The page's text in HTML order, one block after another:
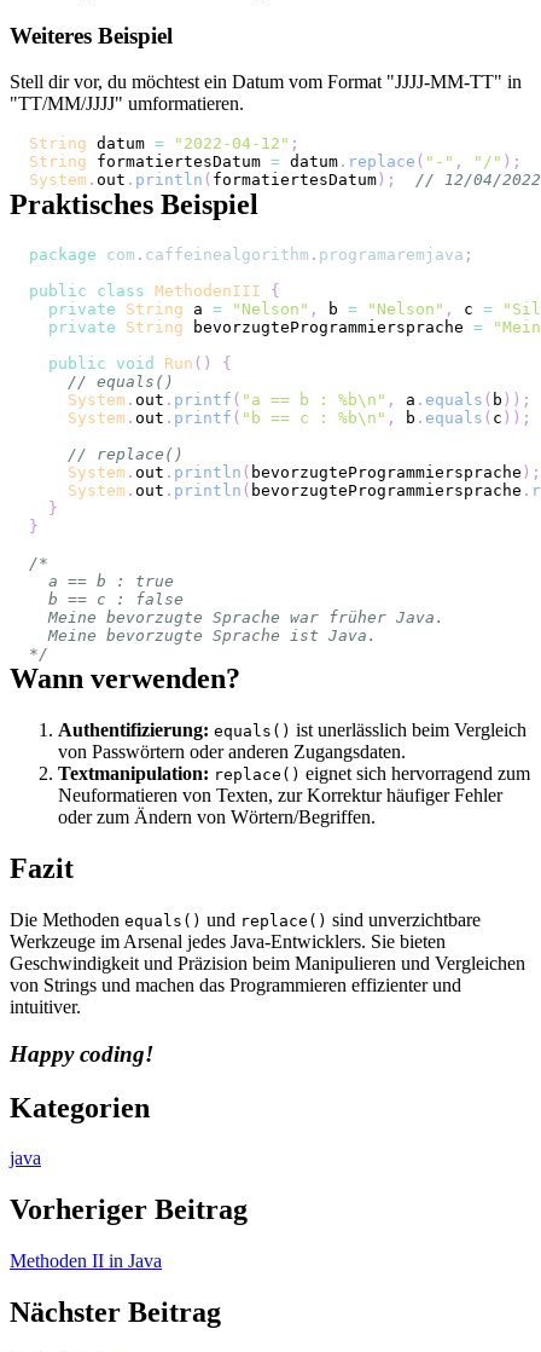
Weiteres Beispiel
Stell dir vor, du möchtest ein Datum vom Format "JJJJ-MM-TT" in
"TT/MM/JJJJ" umformatieren.
String datum = "2022-04-12" ;
String formatiertesDatum = datum . replace ( "-" , "/" ) ;
System . out . println ( formatiertesDatum ) ; // 12/04/2022
Praktisches Beispiel
package com . caffeinealgorithm . programaremjava ;
public
class MethodenIII
{
private
String a = "Nelson" , b = "Nelson" , c =
private
String bevorzugteProgrammiersprache =
public
void Run ( )
{
// equals()
System . out . printf ( "a == b : %b\n" , a . equals ( b ) ) ;
System . out . printf ( "b == c : %b\n" , b . equals ( c ) ) ;
// replace()
System . out . println ( bevorzugteProgrammiersprache ) ;
System . out . println ( bevorzugteProgrammiersprache .
}
}
*/
Wann verwenden?
Authentifizierung: equals() ist unerlässlich beim Vergleich
von Passwörtern oder anderen Zugangsdaten.
Textmanipulation: replace() eignet sich hervorragend zum
Neuformatieren von Texten, zur Korrektur häufiger Fehler
oder zum Ändern von Wörtern/Begriffen.
Fazit
Die Methoden equals() und replace() sind unverzichtbare
Werkzeuge im Arsenal jedes Java-Entwicklers. Sie bieten
Geschwindigkeit und Präzision beim Manipulieren und Vergleichen
von Strings und machen das Programmieren effizienter und
intuitiver.
Happy coding!
Kategorien
java
Vorheriger Beitrag
Methoden II in Java
Nächster Beitrag